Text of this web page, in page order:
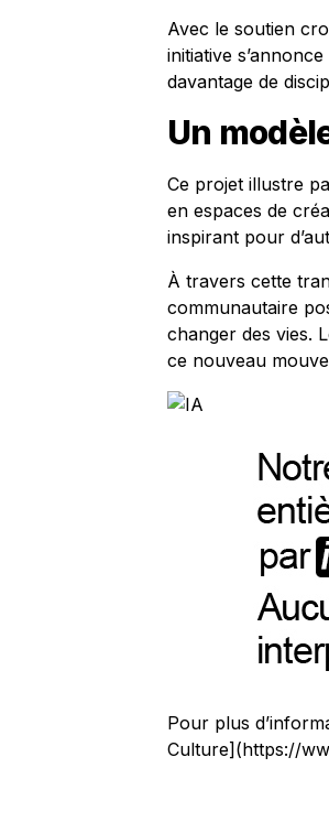
Avec le soutien
initiative
davantage de
Un
Ce projet illustre
en espaces de
inspirant pour
À travers cette
communautaire
changer des vies.
ce nouveau
Pour plus
Culture](https://